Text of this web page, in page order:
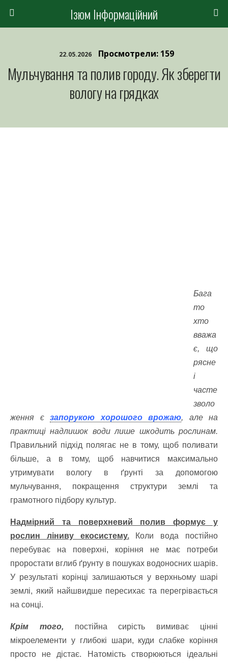
Ізюм Інформаційний
22.05.2026 Просмотрели: 159
Мульчування та полив городу. Як зберегти
вологу на грядках
Бага
то
хто
вважа
є, що
рясне
і
часте
зволо
ження є запорукою хорошого врожаю, але на
практиці надлишок води лише шкодить рослинам.
Правильний підхід полягає не в тому, щоб поливати
більше, а в тому, щоб навчитися максимально
утримувати вологу в ґрунті за допомогою
мульчування, покращення структури землі та
грамотного підбору культур.
Надмірний та поверхневий полив формує у
рослин ліниву екосистему.Коли вода постійно
перебуває на поверхні, коріння не має потреби
проростати вглиб ґрунту в пошуках водоносних шарів.
У результаті корінці залишаються у верхньому шарі
землі, який найшвидше пересихає та перегрівається
на сонці.
Крім того, постійна сирість вимиває цінні
мікроелементи у глибокі шари, куди слабке коріння
просто не дістає. Натомість створюються ідеальні